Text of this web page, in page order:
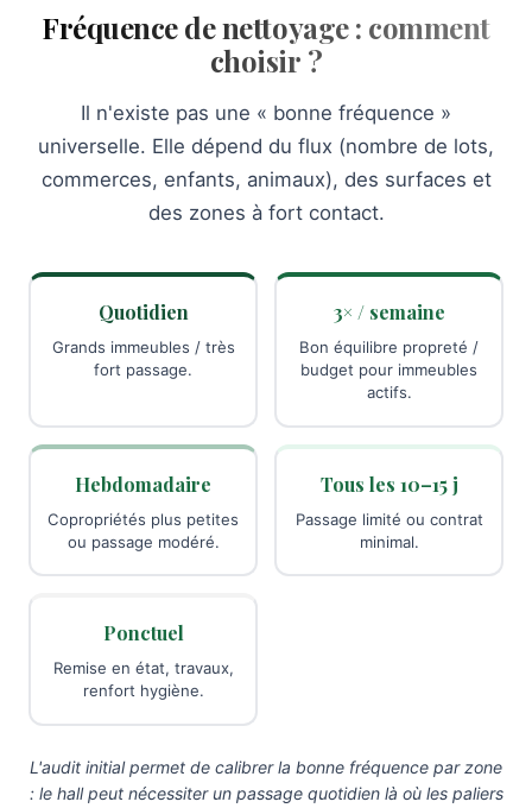
Fréquence de nettoyage : comment
choisir ?
Il n'existe pas une « bonne fréquence »
universelle. Elle dépend du flux (nombre de lots,
commerces, enfants, animaux), des surfaces et
des zones à fort contact.
Quotidien
Grands immeubles / très
fort passage.
3× / semaine
Bon équilibre propreté /
budget pour immeubles
actifs.
Hebdomadaire
Copropriétés plus petites
ou passage modéré.
Tous les 10–15 j
Passage limité ou contrat
minimal.
Ponctuel
Remise en état, travaux,
renfort hygiène.
L'audit initial permet de calibrer la bonne fréquence par zone
: le hall peut nécessiter un passage quotidien là où les paliers